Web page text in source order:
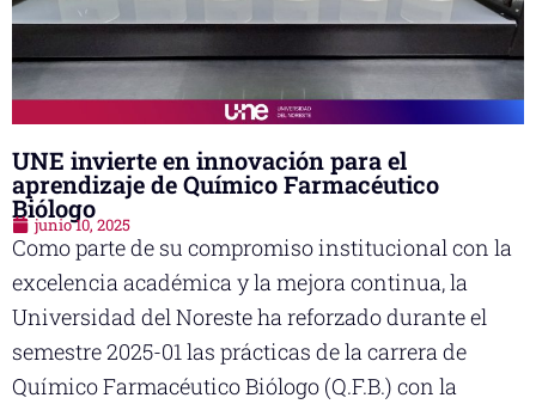
UNE invierte en innovación para el
aprendizaje de Químico Farmacéutico
Biólogo
junio 10, 2025
Como parte de su compromiso institucional con la
excelencia académica y la mejora continua, la
Universidad del Noreste ha reforzado durante el
semestre 2025-01 las prácticas de la carrera de
Químico Farmacéutico Biólogo (Q.F.B.) con la